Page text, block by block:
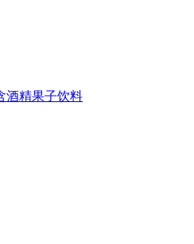
酒精果子饮料